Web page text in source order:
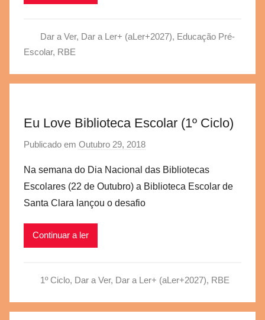
c
Dar a Ver, Dar a Ler+ (aLer+2027), Educação Pré-
Escolar, RBE
Eu Love Biblioteca Escolar (1º Ciclo)
Publicado em Outubro 29, 2018
r
a
c
Na semana do Dia Nacional das Bibliotecas
Escolares (22 de Outubro) a Biblioteca Escolar de
Santa Clara lançou o desafio
Continuar a ler
1º Ciclo, Dar a Ver, Dar a Ler+ (aLer+2027), RBE